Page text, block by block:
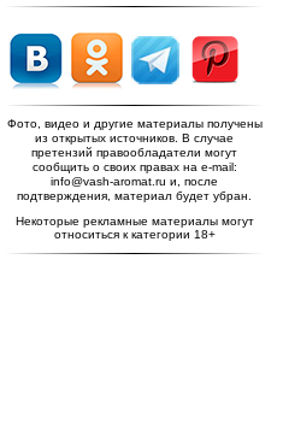
Фото, видео и другие материалы получены
из открытых источников. В случае
претензий правообладатели могут
сообщить о своих правах на e-mail:
info@vash-aromat.ru и, после
подтверждения, материал будет убран.
Некоторые рекламные материалы могут
относиться к категории 18+